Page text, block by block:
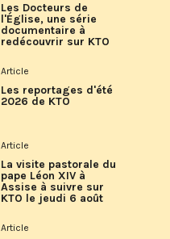
Les Docteurs de
l'Église, une série
documentaire à
redécouvrir sur KTO
Article
Les reportages d'été
2026 de KTO
Article
La visite pastorale du
pape Léon XIV à
Assise à suivre sur
KTO le jeudi 6 août
Article